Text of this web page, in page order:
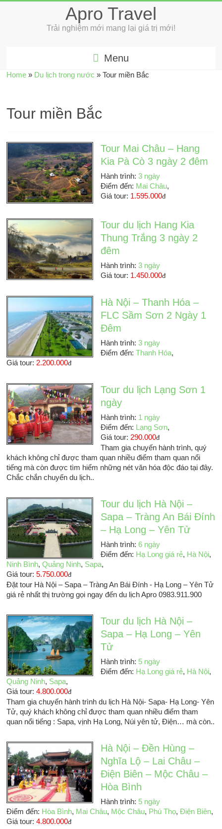
Apro Travel
Trải nghiệm mới mang lại giá trị mới!
Menu
Home » Du lịch trong nước »Tour miền Bắc
Tour miền Bắc
Tour Mai Châu – Hang
Kia Pà Cò 3 ngày 2 đêm
Hành trình: 3 ngày
Điểm đến: Mai Châu,
Giá tour: 1.595.000đ
Tour du lịch Hang Kia
Thung Trắng 3 ngày 2
đêm
Hành trình: 3 ngày
Giá tour: 1.450.000đ
Hà Nội – Thanh Hóa –
FLC Sầm Sơn 2 Ngày 1
Đêm
Hành trình: 3 ngày
Điểm đến: Thanh Hóa,
Giá tour: 2.200.000đ
Tour du lịch Lạng Sơn 1
ngày
Hành trình: 1 ngày
Điểm đến: Lạng Sơn,
Giá tour: 290.000đ
Tham gia chuyến hành trình, quý
khách không chỉ được tham quan nhiều điểm tham quan nổi
tiếng mà còn được tìm hiểm những nét văn hóa độc đáo tại đây.
Chắc chắn chuyến du lịch..
Tour du lịch Hà Nội –
Sapa – Tràng An Bái Đính
– Hạ Long – Yên Tử
Hành trình: 6 ngày
Điểm đến: Hạ Long giá rẻ, Hà Nội,
Ninh Bình,Quảng Ninh, Sapa,
Giá tour:5.750.000đ
Đặt tour Hà Nội – Sapa – Tràng An Bái Đính - Hạ Long – Yên Tử
giá rẻ nhất thị trường gọi ngay đến du lịch Apro 0983.911.900
Tour du lịch Hà Nội –
Sapa – Hạ Long – Yên
Tử
Hành trình: 5 ngày
Điểm đến: Hạ Long giá rẻ, Hà Nội,
Quảng Ninh, Sapa,
Giá tour:4.800.000đ
Tham gia chuyến hành trình du lịch Hà Nội- Sapa- Hạ Long- Yên
Tử, quý khách không chỉ được tham quan nhiều điểm tham
quan nổi tiếng : Sapa, vịnh Hạ Long, Núi yên tử, Điện… mà còn..
Hà Nội – Đền Hùng –
Nghĩa Lộ – Lai Châu –
Điện Biên – Mộc Châu –
Hòa Bình
Hành trình: 5 ngày
Điểm đến: Hòa Bình, Mai Châu, Mộc Châu, Phú Thọ,Điện Biên,
Giá tour:4.800.000đ